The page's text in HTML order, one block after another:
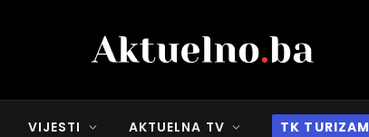
VIJESTI AKTUELNA TV TK TURIZAM